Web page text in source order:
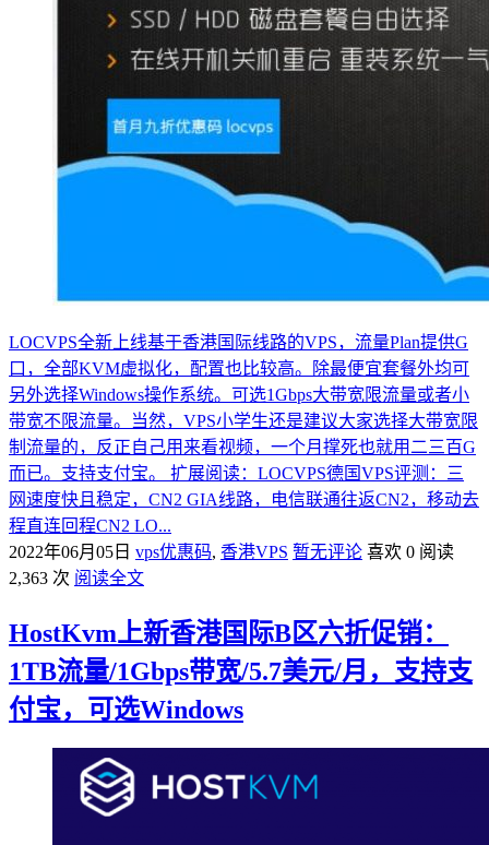
LOCVPS全新上线基于香港国际线路的VPS，流量Plan提供G
口，全部KVM虚拟化，配置也比较高。除最便宜套餐外均可
另外选择Windows操作系统。可选1Gbps大带宽限流量或者小
带宽不限流量。当然，VPS小学生还是建议大家选择大带宽限
制流量的，反正自己用来看视频，一个月撑死也就用二三百G
而已。支持支付宝。 扩展阅读：LOCVPS德国VPS评测：三
网速度快且稳定，CN2 GIA线路，电信联通往返CN2，移动去
程直连回程CN2 LO...
2022年06月05日 vps优惠码, 香港VPS 暂无评论 喜欢 0 阅读
2,363 次 阅读全文
HostKvm上新香港国际B区六折促销：
1TB流量/1Gbps带宽/5.7美元/月，支持支
付宝，可选Windows